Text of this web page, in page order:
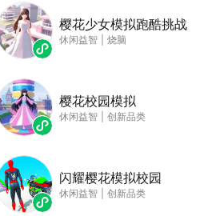
樱花少女模拟跑酷挑战
休闲益智 烧脑
樱花校园模拟
休闲益智 创新品类
闪耀樱花模拟校园
休闲益智 创新品类